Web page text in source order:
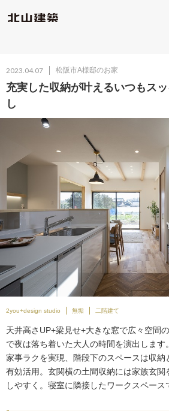
2023.04.07 松阪市A様邸のお家
充実した収納が叶えるいつもス
し
2you+design studio 無垢 二階建て
天井高さUP+梁見せ+大きな窓で広々空間
で夜は落ち着いた大人の時間を演出しま
家事ラクを実現、階段下のスペースは収
有効活用。玄関横の土間収納には家族玄
しやすく。寝室に隣接したワークスペース